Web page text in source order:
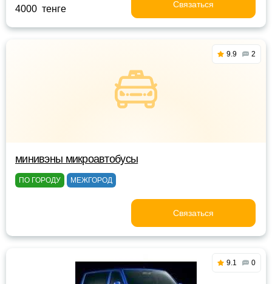
4000 тенге Связаться
9.9 2
минивэны микроавтобусы
ПО ГОРОДУ МЕЖГОРОД
Связаться
9.1 0